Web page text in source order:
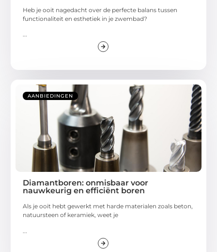
Heb je ooit nagedacht over de perfecte balans tussen
functionaliteit en esthetiek in je zwembad?
...
AANBIEDINGEN
Diamantboren: onmisbaar voor
nauwkeurig en efficiënt boren
Als je ooit hebt gewerkt met harde materialen zoals beton,
natuursteen of keramiek, weet je